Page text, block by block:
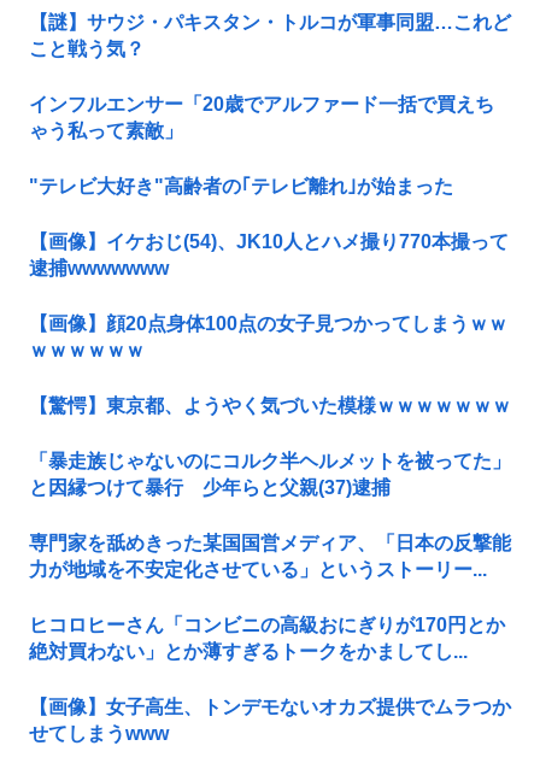
【謎】サウジ・パキスタン・トルコが軍事同盟…これど
こと戦う気？
インフルエンサー「20歳でアルファード一括で買えち
ゃう私って素敵」
"テレビ大好き"高齢者の｢テレビ離れ｣が始まった
【画像】イケおじ(54)、JK10人とハメ撮り770本撮って
逮捕wwwwwww
【画像】顔20点身体100点の女子見つかってしまうｗｗ
ｗｗｗｗｗｗ
【驚愕】東京都、ようやく気づいた模様ｗｗｗｗｗｗｗ
「暴走族じゃないのにコルク半ヘルメットを被ってた」
と因縁つけて暴行 少年らと父親(37)逮捕
専門家を舐めきった某国国営メディア、「日本の反撃能
力が地域を不安定化させている」というストーリー...
ヒコロヒーさん「コンビニの高級おにぎりが170円とか
絶対買わない」とか薄すぎるトークをかましてし...
【画像】女子高生、トンデモないオカズ提供でムラつか
せてしまうwww